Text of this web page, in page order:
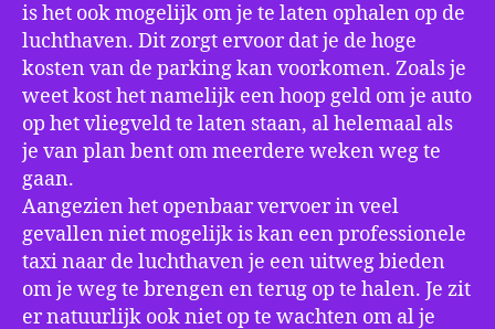
is het ook mogelijk om je te laten ophalen op de
luchthaven. Dit zorgt ervoor dat je de hoge
kosten van de parking kan voorkomen. Zoals je
weet kost het namelijk een hoop geld om je auto
op het vliegveld te laten staan, al helemaal als
je van plan bent om meerdere weken weg te
gaan.
Aangezien het openbaar vervoer in veel
gevallen niet mogelijk is kan een professionele
taxi naar de luchthaven je een uitweg bieden
om je weg te brengen en terug op te halen. Je zit
er natuurlijk ook niet op te wachten om al je